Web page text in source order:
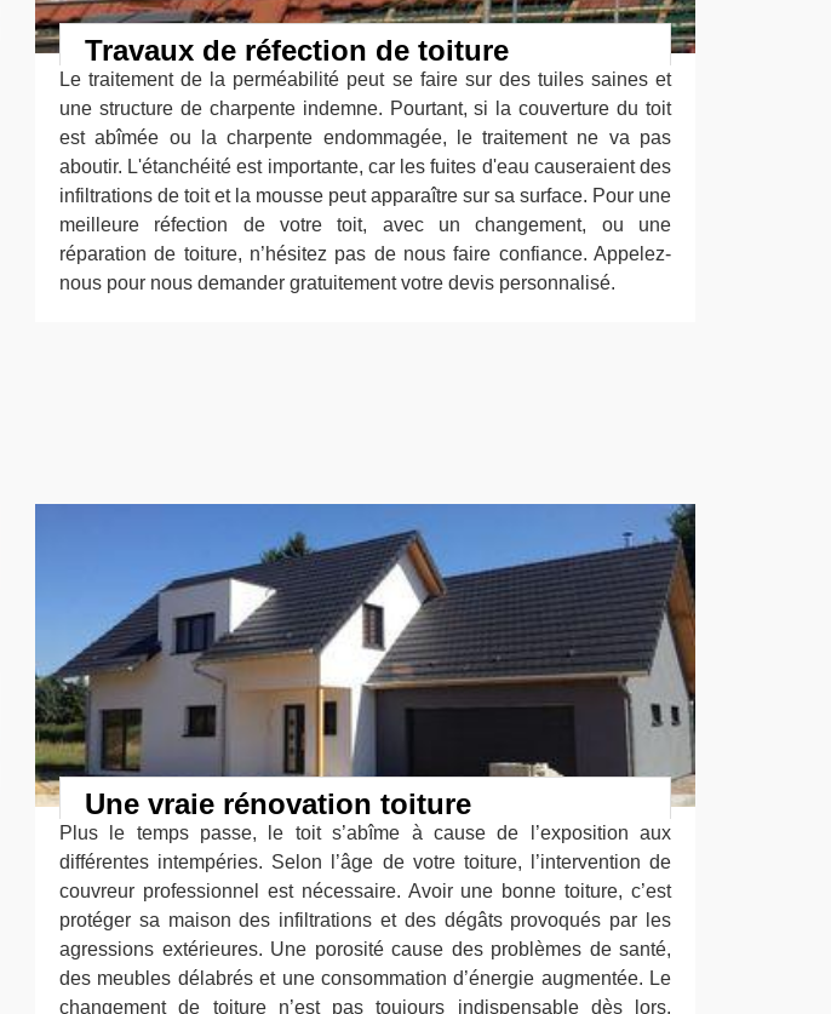
Travaux de réfection de toiture
Le traitement de la perméabilité peut se faire sur des tuiles saines et
une structure de charpente indemne. Pourtant, si la couverture du toit
est abîmée ou la charpente endommagée, le traitement ne va pas
aboutir. L'étanchéité est importante, car les fuites d'eau causeraient des
infiltrations de toit et la mousse peut apparaître sur sa surface. Pour une
meilleure réfection de votre toit, avec un changement, ou une
réparation de toiture, n’hésitez pas de nous faire confiance. Appelez-
nous pour nous demander gratuitement votre devis personnalisé.
Une vraie rénovation toiture
Plus le temps passe, le toit s’abîme à cause de l’exposition aux
différentes intempéries. Selon l’âge de votre toiture, l’intervention de
couvreur professionnel est nécessaire. Avoir une bonne toiture, c’est
protéger sa maison des infiltrations et des dégâts provoqués par les
agressions extérieures. Une porosité cause des problèmes de santé,
des meubles délabrés et une consommation d’énergie augmentée. Le
changement de toiture n’est pas toujours indispensable dès lors,